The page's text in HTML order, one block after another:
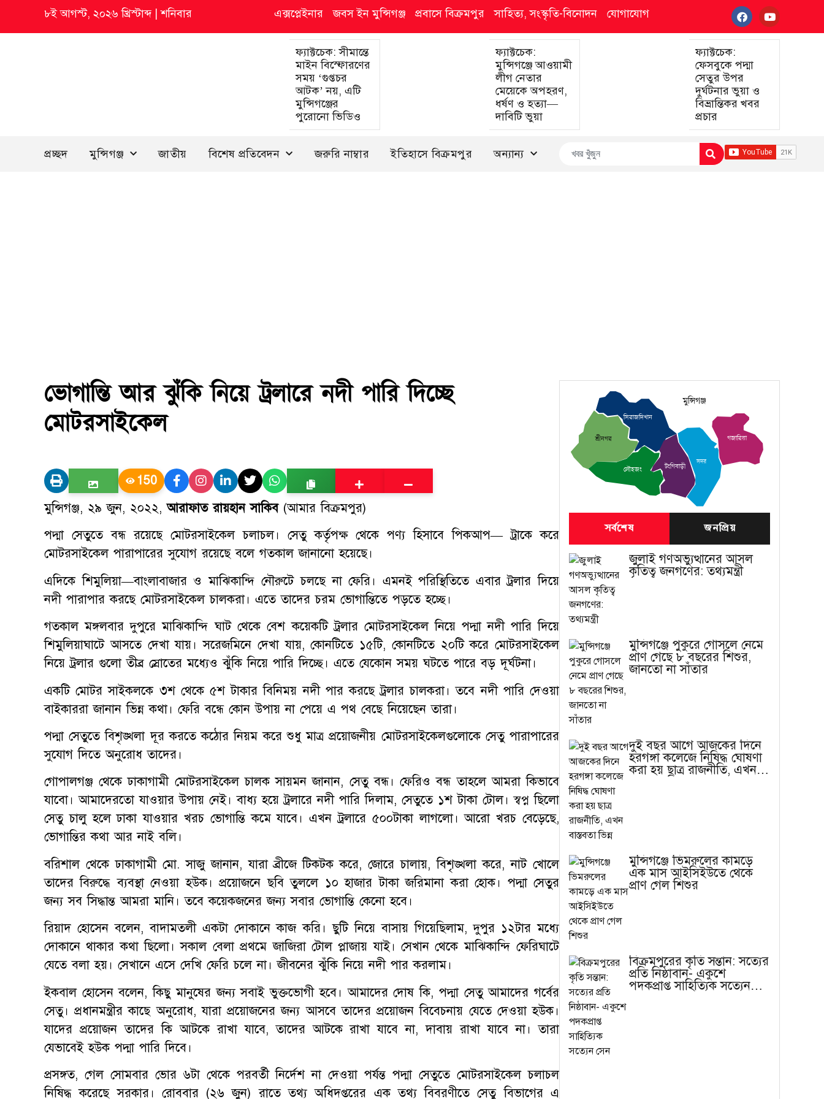
৮ই আগস্ট, ২০২৬ খ্রিস্টাব্দ|শনিবার এক্সপ্লেইনার জবস ইন মুন্সিগঞ্জ প্রবাসে বিক্রমপুর সাহিত্য, সংস্কৃতি-বিনোদন যোগাযোগ
ফ্যাক্টচেক: সীমান্তে
মাইন বিস্ফোরণের
সময় ‘গুপ্তচর
আটক’ নয়, এটি
মুন্সিগঞ্জের
পুরোনো ভিডিও
ফ্যাক্টচেক:
মুন্সিগঞ্জে আওয়ামী
লীগ নেতার
মেয়েকে অপহরণ,
ধর্ষণ ও হত্যা—
দাবিটি ভুয়া
ফ্যাক্টচেক:
ফেসবুকে পদ্মা
সেতুর উপর
দুর্ঘটনার ভুয়া ও
বিভ্রান্তিকর খবর
প্রচার
প্রচ্ছদ মুন্সিগঞ্জ জাতীয় বিশেষ প্রতিবেদন জরুরি নাম্বার ইতিহাসে বিক্রমপুর অন্যান্য
ভোগান্তি আর ঝুঁকি নিয়ে ট্রলারে নদী পারি দিচ্ছে
মোটরসাইকেল
150
মুন্সিগঞ্জ, ২৯ জুন, ২০২২,আরাফাত রায়হান সাকিব(আমার বিক্রমপুর)
পদ্মা সেতুতে বন্ধ রয়েছে মোটরসাইকেল চলাচল। সেতু কর্তৃপক্ষ থেকে পণ্য হিসাবে পিকআপ— ট্রাকে করে
মোটরসাইকেল পারাপারের সুযোগ রয়েছে বলে গতকাল জানানো হয়েছে।
এদিকে শিমুলিয়া—বাংলাবাজার ও মাঝিকান্দি নৌরুটে চলছে না ফেরি। এমনই পরিস্থিতিতে এবার ট্রলার দিয়ে
নদী পারাপার করছে মোটরসাইকেল চালকরা। এতে তাদের চরম ভোগান্তিতে পড়তে হচ্ছে।
গতকাল মঙ্গলবার দুপুরে মাঝিকান্দি ঘাট থেকে বেশ কয়েকটি ট্রলার মোটরসাইকেল নিয়ে পদ্মা নদী পারি দিয়ে
শিমুলিয়াঘাটে আসতে দেখা যায়। সরেজমিনে দেখা যায়, কোনটিতে ১৫টি, কোনটিতে ২০টি করে মোটরসাইকেল
নিয়ে ট্রলার গুলো তীব্র স্রোতের মধ্যেও ঝুঁকি নিয়ে পারি দিচ্ছে। এতে যেকোন সময় ঘটতে পারে বড় দূর্ঘটনা।
একটি মোটর সাইকলকে ৩শ থেকে ৫শ টাকার বিনিময় নদী পার করছে ট্রলার চালকরা। তবে নদী পারি দেওয়া
বাইকাররা জানান ভিন্ন কথা। ফেরি বন্ধে কোন উপায় না পেয়ে এ পথ বেছে নিয়েছেন তারা।
পদ্মা সেতুতে বিশৃঙ্খলা দূর করতে কঠোর নিয়ম করে শুধু মাত্র প্রয়োজনীয় মোটরসাইকেলগুলোকে সেতু পারাপারের
সুযোগ দিতে অনুরোধ তাদের।
গোপালগঞ্জ থেকে ঢাকাগামী মোটরসাইকেল চালক সায়মন জানান, সেতু বন্ধ। ফেরিও বন্ধ তাহলে আমরা কিভাবে
যাবো। আমাদেরতো যাওয়ার উপায় নেই। বাধ্য হয়ে ট্রলারে নদী পারি দিলাম, সেতুতে ১শ টাকা টোল। স্বপ্ন ছিলো
সেতু চালু হলে ঢাকা যাওয়ার খরচ ভোগান্তি কমে যাবে। এখন ট্রলারে ৫০০টাকা লাগলো। আরো খরচ বেড়েছে,
ভোগান্তির কথা আর নাই বলি।
বরিশাল থেকে ঢাকাগামী মো. সাজু জানান, যারা ব্রীজে টিকটক করে, জোরে চালায়, বিশৃঙ্খলা করে, নাট খোলে
তাদের বিরুদ্ধে ব্যবস্থা নেওয়া হউক। প্রয়োজনে ছবি তুললে ১০ হাজার টাকা জরিমানা করা হোক। পদ্মা সেতুর
জন্য সব সিদ্ধান্ত আমরা মানি। তবে কয়েকজনের জন্য সবার ভোগান্তি কেনো হবে।
রিয়াদ হোসেন বলেন, বাদামতলী একটা দোকানে কাজ করি। ছুটি নিয়ে বাসায় গিয়েছিলাম, দুপুর ১২টার মধ্যে
দোকানে থাকার কথা ছিলো। সকাল বেলা প্রথমে জাজিরা টোল প্লাজায় যাই। সেখান থেকে মাঝিকান্দি ফেরিঘাটে
যেতে বলা হয়। সেখানে এসে দেখি ফেরি চলে না। জীবনের ঝুঁকি নিয়ে নদী পার করলাম।
ইকবাল হোসেন বলেন, কিছু মানুষের জন্য সবাই ভুক্তভোগী হবে। আমাদের দোষ কি, পদ্মা সেতু আমাদের গর্বের
সেতু। প্রধানমন্ত্রীর কাছে অনুরোধ, যারা প্রয়োজনের জন্য আসবে তাদের প্রয়োজন বিবেচনায় যেতে দেওয়া হউক।
যাদের প্রয়োজন তাদের কি আটকে রাখা যাবে, তাদের আটকে রাখা যাবে না, দাবায় রাখা যাবে না। তারা
যেভাবেই হউক পদ্মা পারি দিবে।
প্রসঙ্গত, গেল সোমবার ভোর ৬টা থেকে পরবর্তী নির্দেশ না দেওয়া পর্যন্ত পদ্মা সেতুতে মোটরসাইকেল চলাচল
নিষিদ্ধ করেছে সরকার। রোববার (২৬ জুন) রাতে তথ্য অধিদপ্তরের এক তথ্য বিবরণীতে সেতু বিভাগের এ
শ্রীনগর
সিরাজদিখান
টংগিবাড়ী
সদর
গজারিয়া
লৌহজং
মুন্সিগঞ্জ
সর্বশেষ জনপ্রিয়
জুলাই গণঅভ্যুত্থানের আসল
কৃতিত্ব জনগণের: তথ্যমন্ত্রী
মুন্সিগঞ্জে পুকুরে গোসলে নেমে
প্রাণ গেছে ৮ বছরের শিশুর,
জানতো না সাঁতার
দুই বছর আগে আজকের দিনে
হরগঙ্গা কলেজে নিষিদ্ধ ঘোষণা
করা হয় ছাত্র রাজনীতি, এখন
মুন্সিগঞ্জে ভিমরুলের কামড়ে
এক মাস আইসিইউতে থেকে
প্রাণ গেল শিশুর
বিক্রমপুরের কৃতি সন্তান: সত্যের
প্রতি নিষ্ঠাবান- একুশে
পদকপ্রাপ্ত সাহিত্যিক সত্যেন